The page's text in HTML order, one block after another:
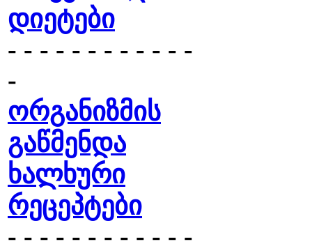
დიეტები
- - - - - - - - - - - -
-
ორგანიზმის
გაწმენდა
ხალხური
რეცეპტები
- - - - - - - - - - - -